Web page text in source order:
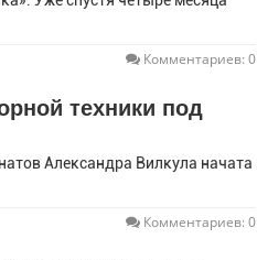
Комментариев: 0
техники под
Александра Вилкула начата
Комментариев: 0